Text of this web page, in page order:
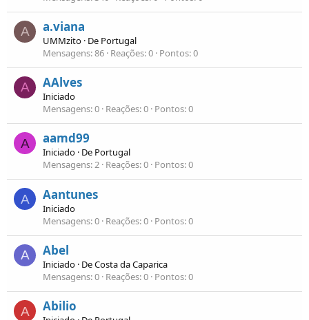
A a.viana
UMMzito · De Portugal
Mensagens 86 Reações 0 Pontos 0
A AAlves
Iniciado
Mensagens 0 Reações 0 Pontos 0
A aamd99
Iniciado · De Portugal
Mensagens 2 Reações 0 Pontos 0
A Aantunes
Iniciado
Mensagens 0 Reações 0 Pontos 0
A Abel
Iniciado · DeCosta da Caparica
Mensagens 0 Reações 0 Pontos 0
A Abilio